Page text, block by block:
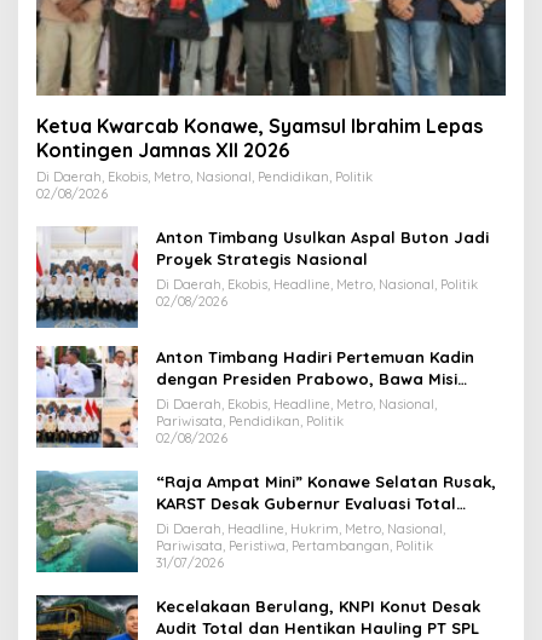
Ketua Kwarcab Konawe, Syamsul Ibrahim Lepas
Kontingen Jamnas XII 2026
Di Daerah, Ekobis, Metro, Nasional, Pendidikan, Politik
02/08/2026
Anton Timbang Usulkan Aspal Buton Jadi
Proyek Strategis Nasional
Di Daerah, Ekobis, Headline, Metro, Nasional, Politik
02/08/2026
Anton Timbang Hadiri Pertemuan Kadin
dengan Presiden Prabowo, Bawa Misi
Majukan Ekonomi Sultra
Di Daerah, Ekobis, Headline, Metro, Nasional,
Pariwisata, Pendidikan, Politik
02/08/2026
“Raja Ampat Mini” Konawe Selatan Rusak,
KARST Desak Gubernur Evaluasi Total
Dispar Sultra
Di Daerah, Headline, Hukrim, Metro, Nasional,
Pariwisata, Peristiwa, Pertambangan, Politik
31/07/2026
Kecelakaan Berulang, KNPI Konut Desak
Audit Total dan Hentikan Hauling PT SPL